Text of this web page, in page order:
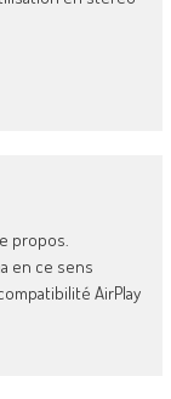
propos.
en ce sens
AirPlay